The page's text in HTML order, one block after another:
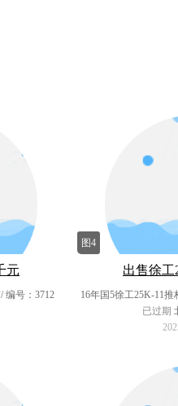
元
编号：3712
图4
出售徐工
16年国5徐工25K-11
已过期